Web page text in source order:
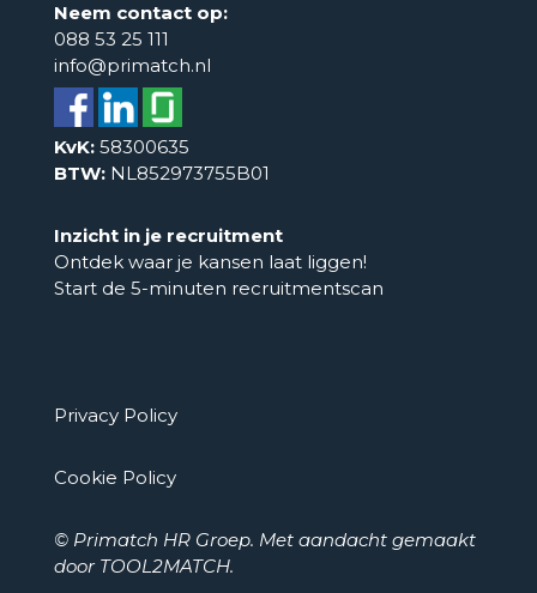
Neem contact op:
088 53 25 111
info@primatch.nl
KvK:58300635
BTW:NL852973755B01
Inzicht in je recruitment
Ontdek waar je kansen laat liggen!
Start de 5-minuten recruitmentscan
Privacy Policy
Cookie Policy
© Primatch HR Groep. Met aandacht gemaakt
door TOOL2MATCH.